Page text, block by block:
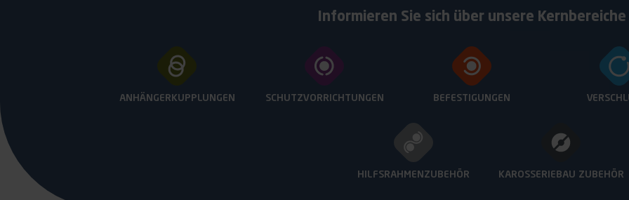
Informieren Sie sich über unsere Kernbereiche
ANHÄNGERKUPPLUNGEN SCHUTZVORRICHTUNGEN BEFESTIGUNGEN
HILFSRAHMENZUBEHÖR KAROSSERIEBAU ZUBEHÖR